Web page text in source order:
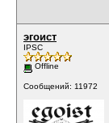
эгоист
IPSC
Offline
Сообщений: 11972